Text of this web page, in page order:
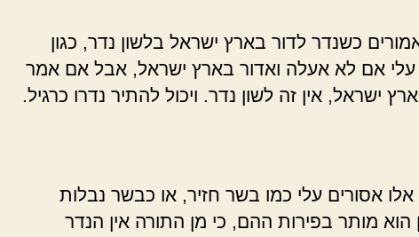
כשנדר לדור בארץ ישראל בלשון נדר, כגון
עלי אם לא אעלה ואדור בארץ ישראל, אבל אם אמר
ישראל, אין זה לשון נדר. ויכול להתיר נדרו כרגיל.
אלו אסורים עלי כמו בשר חזיר, או כבשר נבלות
הוא מותר בפירות ההם, כי מן התורה אין הנדר